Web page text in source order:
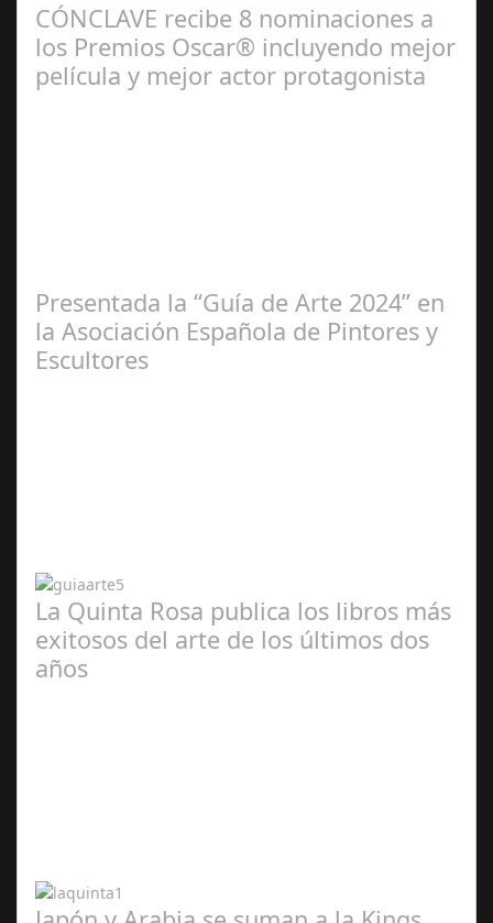
CÓNCLAVE recibe 8 nominaciones a
los Premios Oscar® incluyendo mejor
película y mejor actor protagonista
Presentada la “Guía de Arte 2024” en
la Asociación Española de Pintores y
Escultores
La Quinta Rosa publica los libros más
exitosos del arte de los últimos dos
años